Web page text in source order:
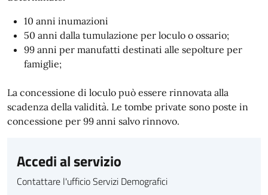
10 anni inumazioni
50 anni dalla tumulazione per loculo o ossario;
99 anni per manufatti destinati alle sepolture per
famiglie;
La concessione di loculo può essere rinnovata alla
scadenza della validità. Le tombe private sono poste in
concessione per 99 anni salvo rinnovo.
Accedi al servizio
Contattare l'ufficio Servizi Demografici